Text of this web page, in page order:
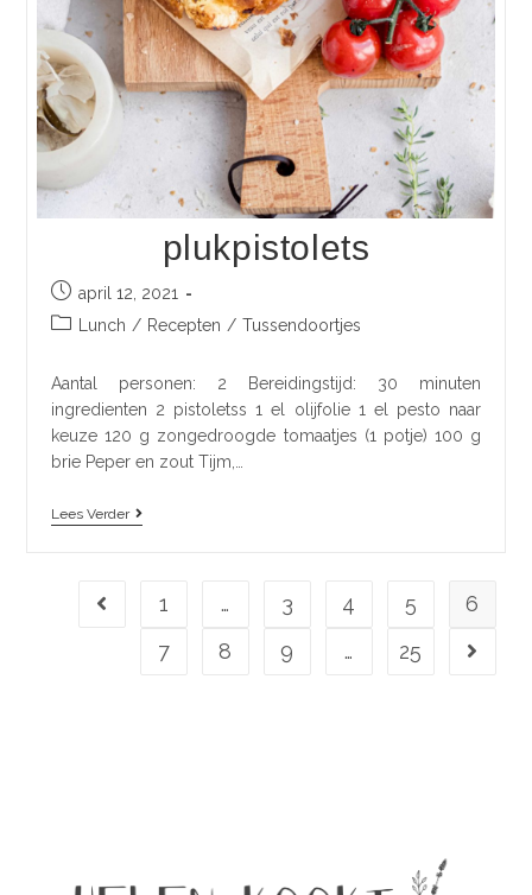
plukpistolets
april 12, 2021
Lunch / Recepten / Tussendoortjes
Aantal personen: 2 Bereidingstijd: 30 minuten
ingredienten 2 pistoletss 1 el olijfolie 1 el pesto naar
keuze 120 g zongedroogde tomaatjes (1 potje) 100 g
brie Peper en zout Tijm,…
Lees Verder
1 … 3 4 5
6
7
8 9 … 25